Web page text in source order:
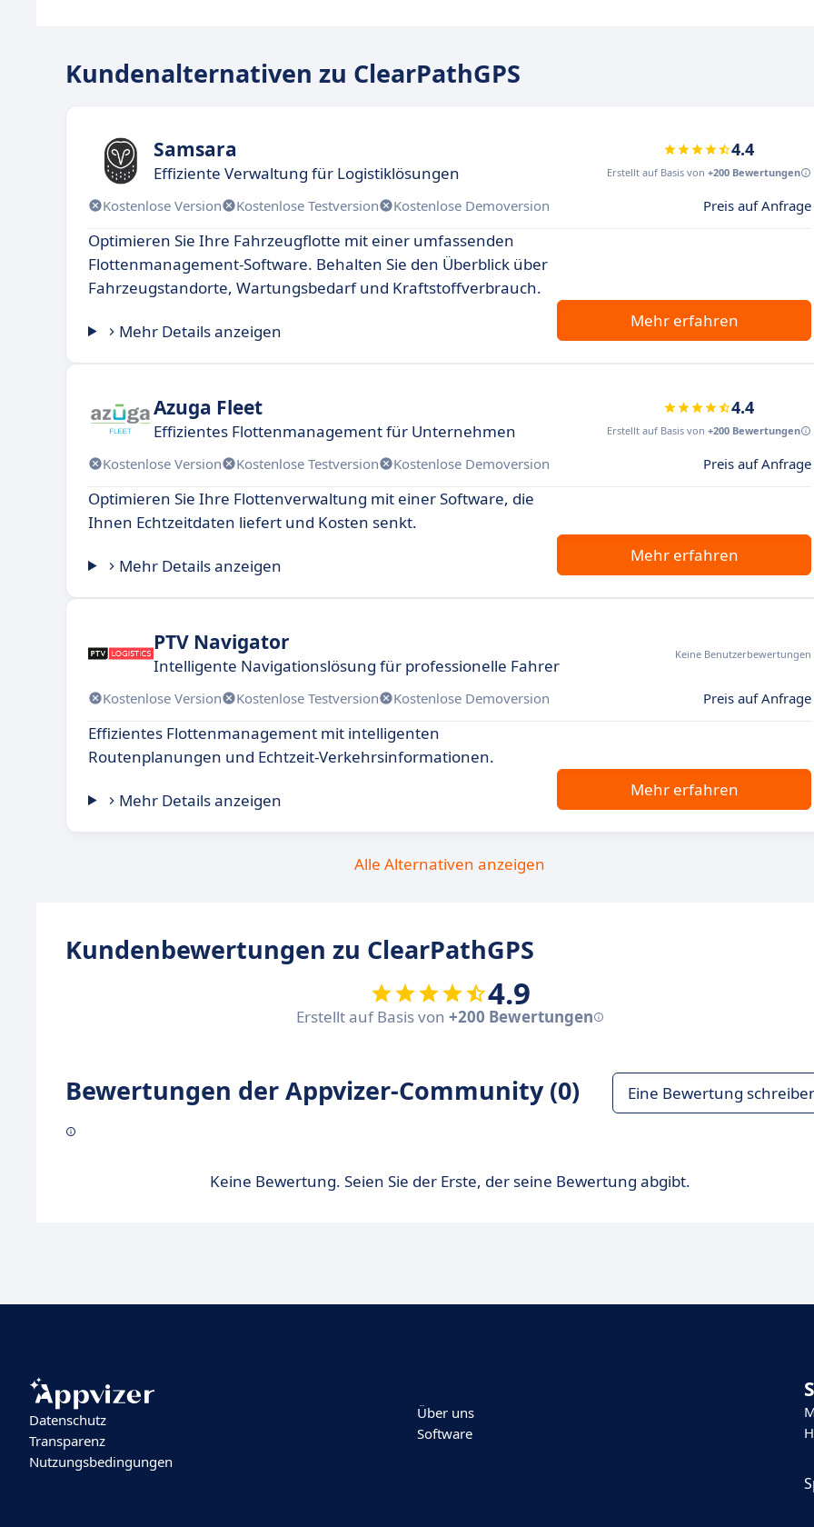
Kundenalternativen zu ClearPathGPS
Samsara
Effiziente Verwaltung für Logistiklösungen
4.4
Erstellt auf Basis von +200 Bewertungen
Kostenlose Version Kostenlose Testversion Kostenlose Demoversion Preis auf Anfrage
Optimieren Sie Ihre Fahrzeugflotte mit einer umfassenden
Flottenmanagement-Software. Behalten Sie den Überblick über
Fahrzeugstandorte, Wartungsbedarf und Kraftstoffverbrauch.
Mehr Details anzeigen
Mehr erfahren
Azuga Fleet
Effizientes Flottenmanagement für Unternehmen
4.4
Erstellt auf Basis von +200 Bewertungen
Kostenlose Version Kostenlose Testversion Kostenlose Demoversion Preis auf Anfrage
Optimieren Sie Ihre Flottenverwaltung mit einer Software, die
Ihnen Echtzeitdaten liefert und Kosten senkt.
Mehr Details anzeigen
Mehr erfahren
PTV Navigator
Intelligente Navigationslösung für professionelle Fahrer
Keine Benutzerbewertungen
Kostenlose Version Kostenlose Testversion Kostenlose Demoversion Preis auf Anfrage
Effizientes Flottenmanagement mit intelligenten
Routenplanungen und Echtzeit-Verkehrsinformationen.
Mehr Details anzeigen
Mehr erfahren
Alle Alternativen anzeigen
Kundenbewertungen zu ClearPathGPS
4.9
Erstellt auf Basis von +200 Bewertungen
Bewertungen der Appvizer-Community (0) Eine Bewertung
Keine Bewertung. Seien Sie der Erste, der seine Bewertung abgibt.
Datenschutz
Transparenz
Nutzungsbedingungen
Über uns
Software